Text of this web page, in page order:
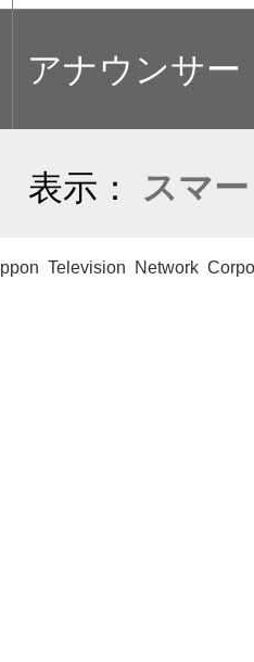
アナウンサー
表示： スマ
Television Network